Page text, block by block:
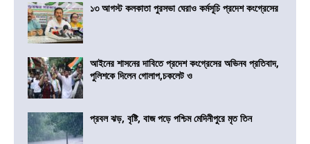
১৩ আগস্ট কলকাতা পুরসভা ঘেরাও কর্মসূচি প্রদেশ কংগ্রেসের
আইনের শাসনের দাবিতে প্রদেশ কংগ্রেসের অভিনব প্রতিবাদ,
পুলিশকে দিলেন গোলাপ,চকলেট ও
প্রবল ঝড়, বৃষ্টি, বাজ পড়ে পশ্চিম মেদিনীপুরে মৃত তিন